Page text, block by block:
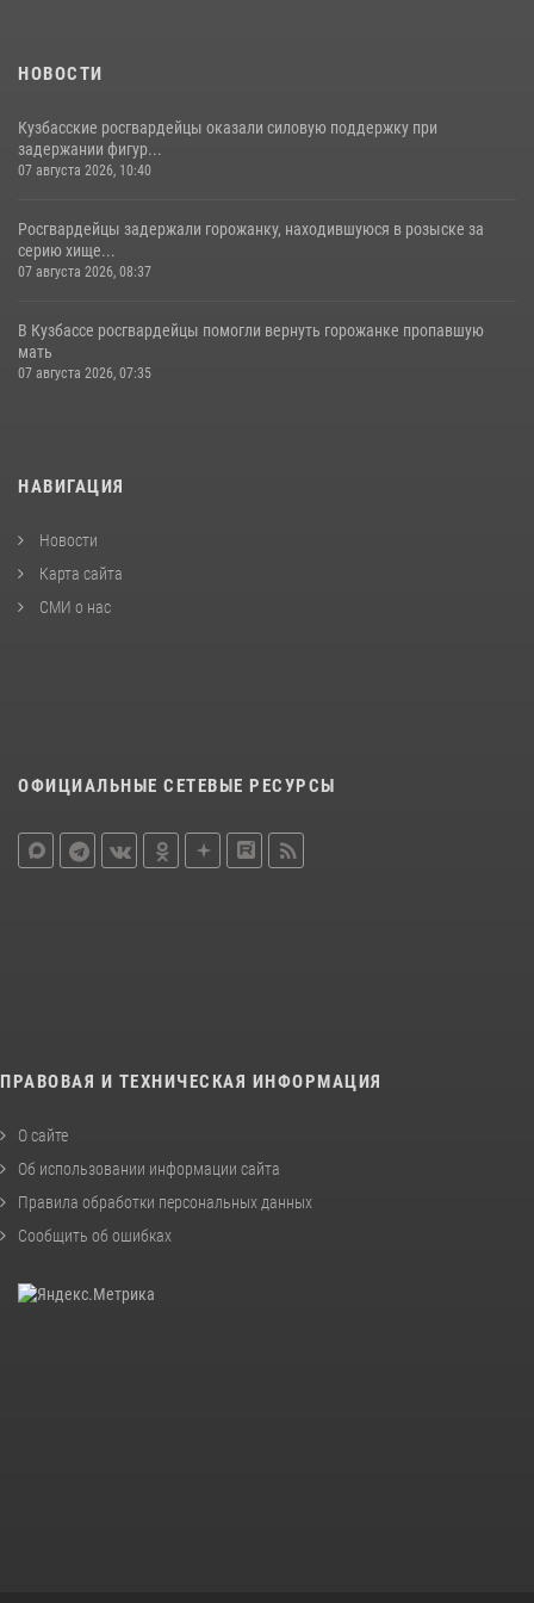
НОВОСТИ
Кузбасские росгвардейцы оказали силовую поддержку при
задержании фигур...
07 августа 2026, 10:40
Росгвардейцы задержали горожанку, находившуюся в розыске за
серию хище...
07 августа 2026, 08:37
В Кузбассе росгвардейцы помогли вернуть горожанке пропавшую
мать
07 августа 2026, 07:35
НАВИГАЦИЯ
Новости
Карта сайта
СМИ о нас
ОФИЦИАЛЬНЫЕ СЕТЕВЫЕ РЕСУРСЫ
ПРАВОВАЯ И ТЕХНИЧЕСКАЯ ИНФОРМАЦИЯ
О сайте
Об использовании информации сайта
Правила обработки персональных данных
Сообщить об ошибках